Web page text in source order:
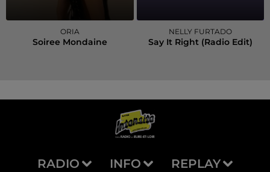
ORIA
Soiree Mondaine
NELLY FURTADO
Say It Right (radio Edit)
RADIO INFO REPLAY